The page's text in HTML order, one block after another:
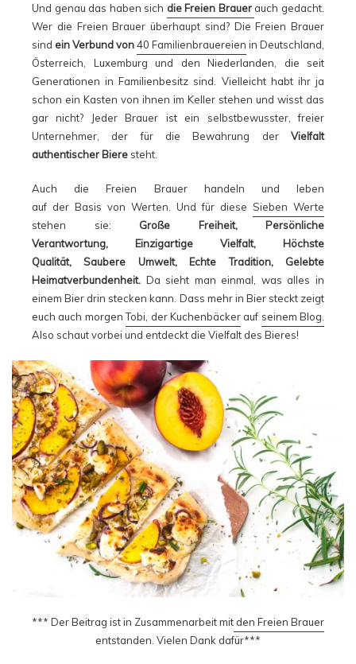
Und genau das haben sich die Freien Brauer auch gedacht.
Wer die Freien Brauer überhaupt sind? Die Freien Brauer
sind ein Verbund von40 Familienbrauereien in Deutschland,
Österreich, Luxemburg und den Niederlanden, die seit
Generationen in Familienbesitz sind. Vielleicht habt ihr ja
schon ein Kasten von ihnen im Keller stehen und wisst das
gar nicht? Jeder Brauer ist ein selbstbewusster, freier
Unternehmer, der für die Bewahrung der Vielfalt
authentischer Biere steht.
Auch die Freien Brauer handeln und leben
auf der Basis von Werten. Und für diese Sieben Werte
stehen sie: Große Freiheit, Persönliche
Verantwortung, Einzigartige Vielfalt, Höchste
Qualität, Saubere Umwelt, Echte Tradition, Gelebte
Heimatverbundenheit. Da sieht man einmal, was alles in
einem Bier drin stecken kann. Dass mehr in Bier steckt zeigt
euch auch morgenTobi, der Kuchenbäckerauf seinem Blog.
Also schaut vorbei und entdeckt die Vielfalt des Bieres!
*** Der Beitrag ist in Zusammenarbeit mit den Freien Brauer
entstanden. Vielen Dank dafür***